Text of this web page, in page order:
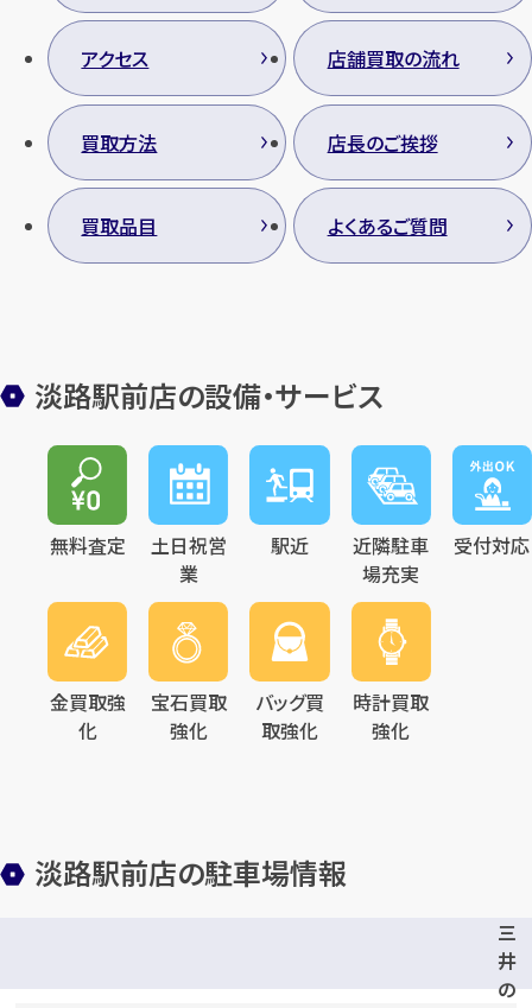
最短 1分！今すぐ査定金額をお伝えいた
します
まずはお電話 で無料査定
【総合受付】24時間・年中無休(年末年
始除く)
メールで無料相談する
アクセス 店舗買取の流れ
買取方法 店長のご挨拶
買取品目 よくあるご質問
淡路駅前店の設備・サービス
無料査定
土日祝営
業
駅近
近隣駐車
場充実
受付対応
金買取強
化
宝石買取
強化
バッグ買
取強化
時計買取
強化
淡路駅前店の駐車場情報
三
井
の